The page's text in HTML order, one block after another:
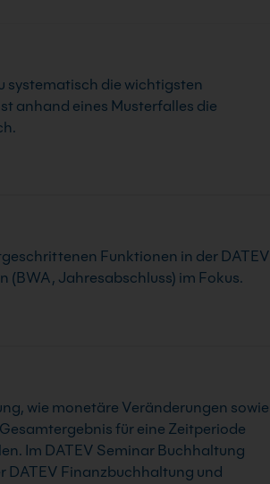
systematisch die wichtigsten
anhand eines Musterfalles die
Funktionen in der DATEV
(BWA, Jahresabschluss) im Fokus.
wie monetäre Veränderungen sowie
für eine Zeitperiode
Im DATEV Seminar Buchhaltung
DATEV Finanzbuchhaltung und